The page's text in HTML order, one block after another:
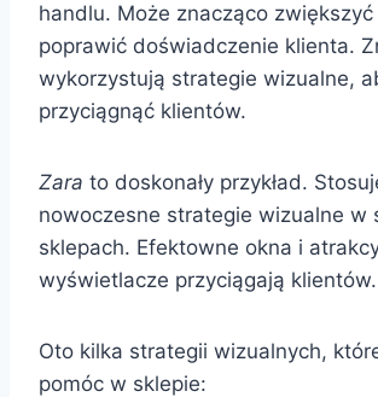
handlu. Może znacząco
poprawić doświadczenie klienta.
wykorzystują strategie wizualne,
przyciągnąć klientów.
Zara to doskonały przykład.
nowoczesne strategie wizualne w
sklepach. Efektowne okna i
wyświetlacze przyciągają klientów.
Oto kilka strategii wizualnych,
pomóc w sklepie: